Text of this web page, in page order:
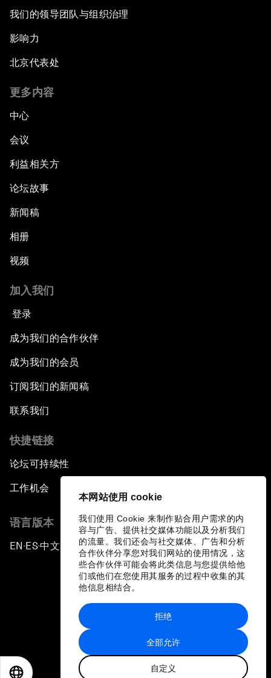
本网站使用 cookie
我们使用 Cookie 来制作贴合用户需求的内
容与广告、提供社交媒体功能以及分析我们
的流量。我们还会与社交媒体、广告和分析
合作伙伴分享您对我们网站的使用情况，这
些合作伙伴可能会将此类信息与您提供给他
们或他们在您使用其服务的过程中收集的其
他信息相结合。
全部允许
自定义
拒绝
我们的领导团队与组织治理
影响力
北京代表处
更多内容
中心
会议
利益相关方
论坛故事
新闻稿
相册
视频
加入我们
登录
成为我们的合作伙伴
成为我们的会员
订阅我们的新闻稿
联系我们
快捷链接
论坛可持续性
工作机会
语言版本
EN ▪ES▪中文▪ 日本語
站点地图
世界经济论坛